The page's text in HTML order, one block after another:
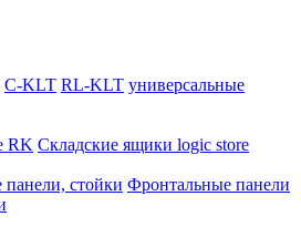
C-KLT RL-KLT универсальные
RK Складские ящики logic store
стойки Фронтальные панели